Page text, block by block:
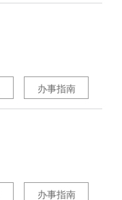
办事指南
办事指南